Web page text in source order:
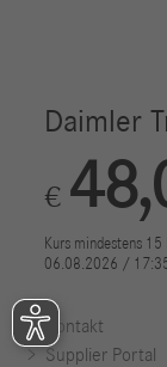
Kontakt
Supplier Portal